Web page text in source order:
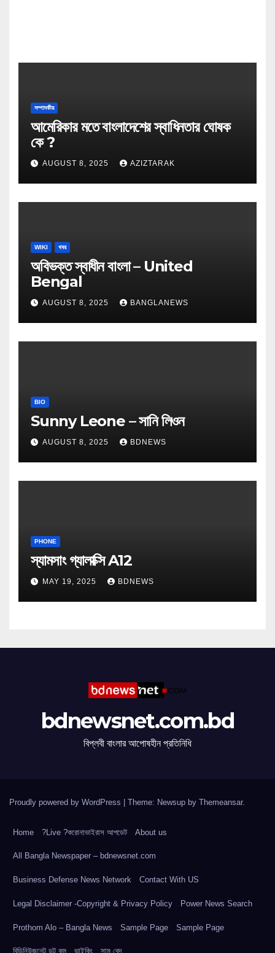
সম্পাদকীয়
আমেরিকার মতে বাংলাদেশের স্বাধিনতার ঘোষক
কে ?
AUGUST 8, 2025 AZIZTARAK
WIKI খবর
অবিভক্ত স্বাধীন বাংলা – United
Bengal
AUGUST 8, 2025 BANGLANEWS
BIO
Sunny Leone – সানি লিওন
AUGUST 8, 2025 BDNEWS
PHONE
স্যামসাং গ্যালাক্সি A12
MAY 19, 2025 BDNEWS
bdnewsnet.com.bd
বিপ্লবী বাংলার আপোষহীন প্রতিনিধি
Proudly powered by WordPress Theme: Newsup by Themeansar.
Home ?Live ?করোনাভাইরাস আপডেট About us
All Bangla Newspaper – bdnewsnet.com
Business Defense News Network Contact With US
Legal Disclaimer -Copyright & Privacy Policy Power News Search
Prothom Alo – Bangla News Sample Page Sample Page
বিডিনিউজনেট ডট কম ভাইকিং সাম বেদ